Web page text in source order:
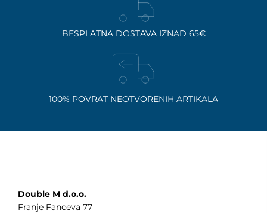
BESPLATNA DOSTAVA IZNAD 65€
100% POVRAT NEOTVORENIH ARTIKALA
Double M d.o.o.
Franje Fanceva 77